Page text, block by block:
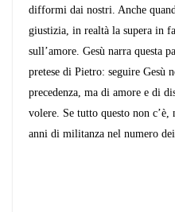
difformi dai nostri. Anche
giustizia, in realtà la supera in
sull’amore. Gesù narra questa
pretese di Pietro: seguire Gesù
precedenza, ma di amore e di
volere. Se tutto questo non c’è,
anni di militanza nel numero